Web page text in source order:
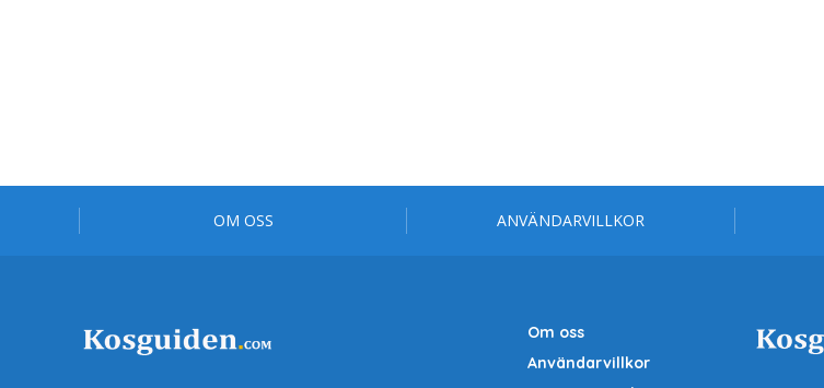
OM OSS ANVÄNDARVILLKOR
Om oss
Användarvillkor